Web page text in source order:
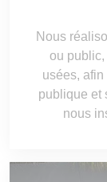
Nous
ou
usées,
publique et
nous